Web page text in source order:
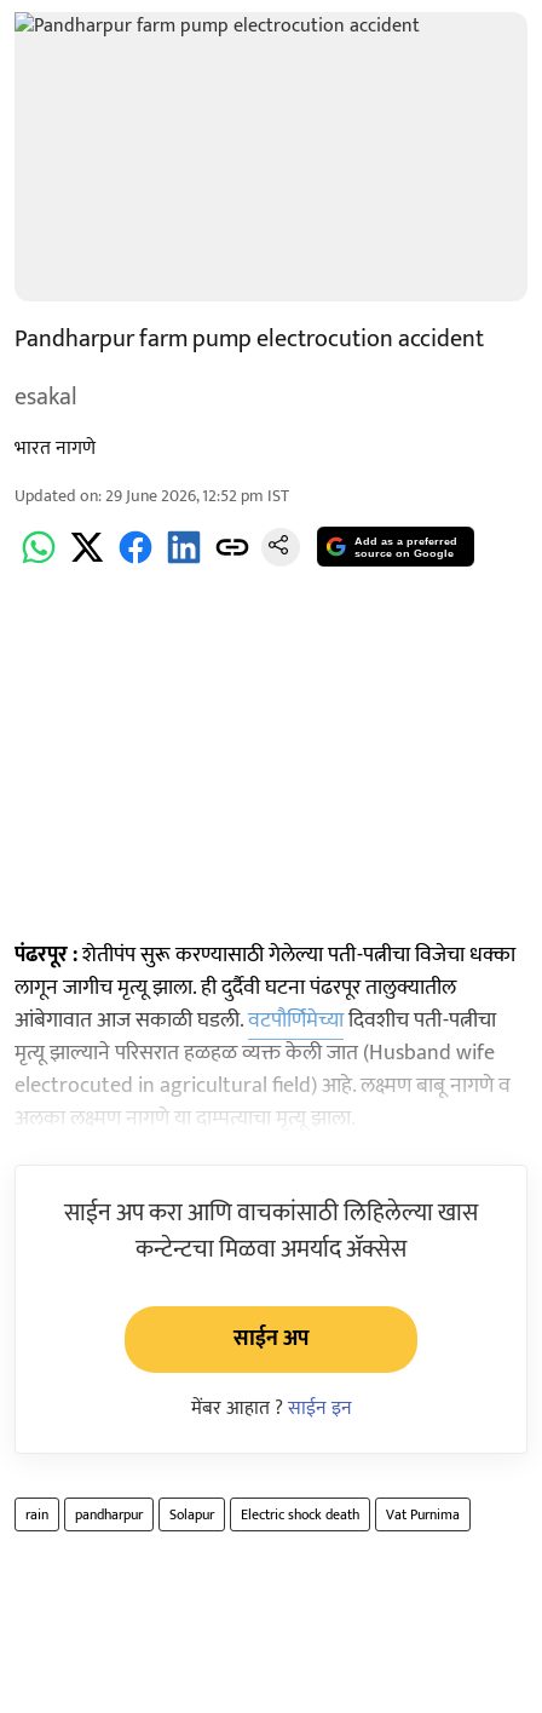
Pandharpur farm pump electrocution accident
esakal
भारत नागणे
Updated on:29 June 2026, 12:52 pm IST
Add as a preferred
source on Google
पंढरपूर :शेतीपंप सुरू करण्यासाठी गेलेल्या पती-पत्नीचा विजेचा धक्का
लागून जागीच मृत्यू झाला. ही दुर्दैवी घटना पंढरपूर तालुक्यातील
आंबेगावात आज सकाळी घडली.वटपौर्णिमेच्यादिवशीच पती-पत्नीचा
मृत्यू झाल्याने परिसरात हळहळ व्यक्त केली जात (Husband wife
electrocuted in agricultural field) आहे. लक्ष्मण बाबू नागणे व
अलका लक्ष्मण नागणे या दाम्पत्याचा मृत्यू झाला.
साईन अप करा आणि वाचकांसाठी लिहिलेल्या खास
कन्टेन्टचा मिळवा अमर्याद ॲक्सेस
साईन अप
मेंबर आहात ?साईन इन
rain pandharpur Solapur Electric shock death Vat Purnima